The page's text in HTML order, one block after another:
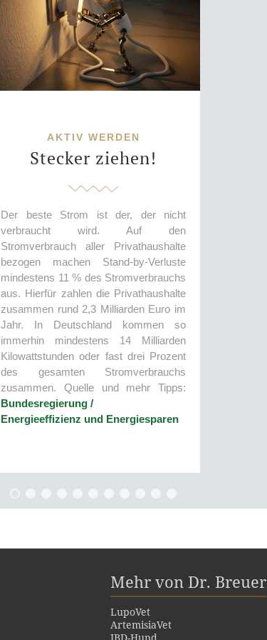
AKTIV WERDEN
Stecker ziehen!
Der beste Strom ist der, der nicht
verbraucht wird. Auf den
Stromverbrauch aller Privathaushalte
bezogen machen Stand-by-Verluste
mindestens 11 % des Stromverbrauchs
aus. Hierfür zahlen die Privathaushalte
zusammen rund 2,3 Milliarden Euro im
Jahr. In Deutschland kommen so
immerhin mindestens 14 Milliarden
Kilowattstunden oder fast drei Prozent
des gesamten Stromverbrauchs
zusammen. Quelle und mehr Tipps:
Bundesregierung /
Energieeffizienz und Energiesparen
Mehr von Dr. Breuer
LupoVet
ArtemisiaVet